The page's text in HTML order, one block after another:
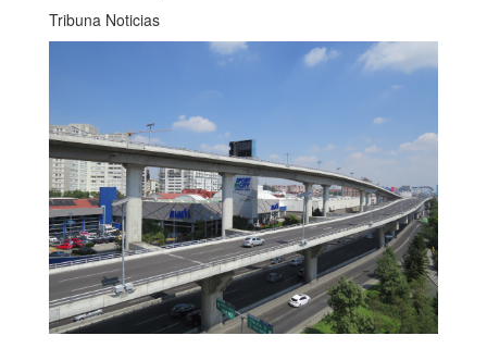
Tribuna Noticias